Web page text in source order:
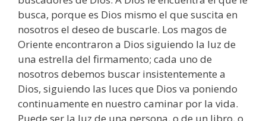
busca, porque es Dios mismo el que suscita en
nosotros el deseo de buscarle. Los magos de
Oriente encontraron a Dios siguiendo la luz de
una estrella del firmamento; cada uno de
nosotros debemos buscar insistentemente a
Dios, siguiendo las luces que Dios va poniendo
continuamente en nuestro caminar por la vida.